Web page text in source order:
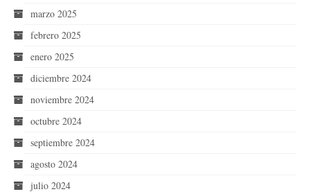
marzo 2025
febrero 2025
enero 2025
diciembre 2024
noviembre 2024
octubre 2024
septiembre 2024
agosto 2024
julio 2024